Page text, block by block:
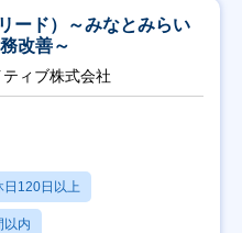
ード）～みなとみらい
改善～
ィブ株式会社
日120日以上
以内